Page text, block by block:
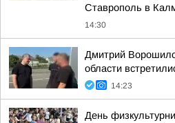
Ставрополь в
14:30
Дмитрий
области
14:23
День